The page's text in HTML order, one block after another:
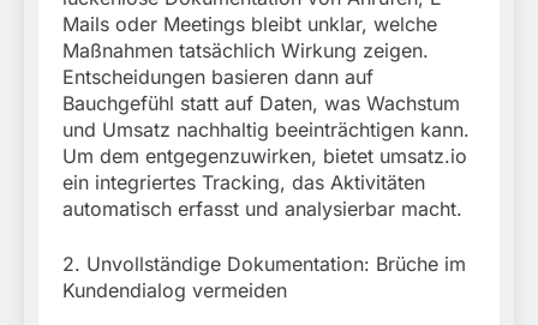
Mails oder Meetings bleibt unklar, welche
Maßnahmen tatsächlich Wirkung zeigen.
Entscheidungen basieren dann auf
Bauchgefühl statt auf Daten, was Wachstum
und Umsatz nachhaltig beeinträchtigen kann.
Um dem entgegenzuwirken, bietet umsatz.io
ein integriertes Tracking, das Aktivitäten
automatisch erfasst und analysierbar macht.
2. Unvollständige Dokumentation: Brüche im
Kundendialog vermeiden